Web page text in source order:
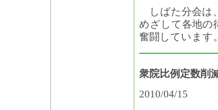
しばた分会は
めざして各地の
奮闘しています
衆院比例定数削
2010/04/15